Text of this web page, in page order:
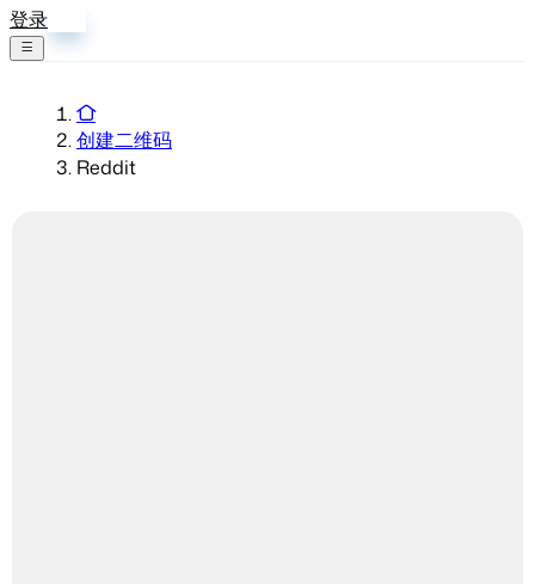
登录
创建二维码
Reddit